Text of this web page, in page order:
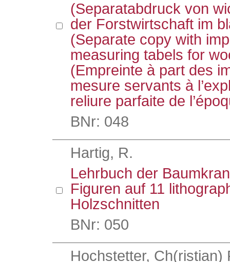
(Separatabdruck von
der Forstwirtschaft im
(Separate copy with
measuring tabels for
(Empreinte à part des
mesure servants à
reliure parfaite de
BNr: 048
Hartig, R.
Lehrbuch der
Figuren auf 11
Holzschnitten
BNr: 050
Hochstetter, Ch(ristian)